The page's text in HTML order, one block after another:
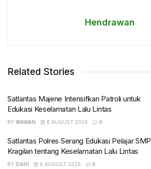
Hendrawan
Related Stories
Satlantas Majene Intensifkan Patroli untuk
Edukasi Keselamatan Lalu Lintas
BY WAWAN 6 AUGUST 2026 0
Satlantas Polres Serang Edukasi Pelajar SMP
Kragilan tentang Keselamatan Lalu Lintas
BY DANI 6 AUGUST 2026 0